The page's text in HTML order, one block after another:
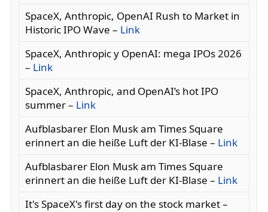
SpaceX, Anthropic, OpenAI Rush to Market in
Historic IPO Wave – Link
SpaceX, Anthropic y OpenAI: mega IPOs 2026
– Link
SpaceX, Anthropic, and OpenAI’s hot IPO
summer – Link
Aufblasbarer Elon Musk am Times Square
erinnert an die heiße Luft der KI-Blase – Link
Aufblasbarer Elon Musk am Times Square
erinnert an die heiße Luft der KI-Blase – Link
It's SpaceX's first day on the stock market –